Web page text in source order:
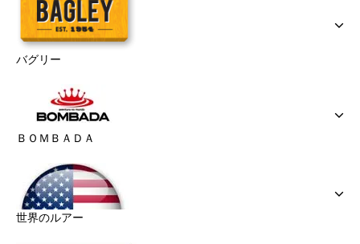
バグリー
ＢＯＭＢＡＤＡ
世界のルアー